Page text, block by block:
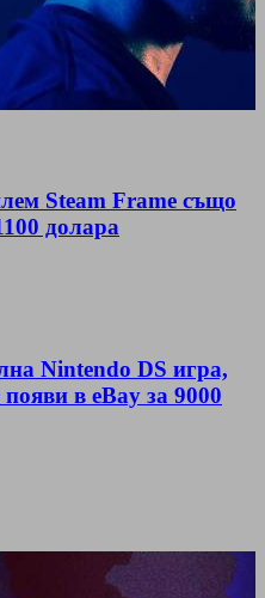
Steam Frame също
долара
Nintendo DS игра,
в eBay за 9000